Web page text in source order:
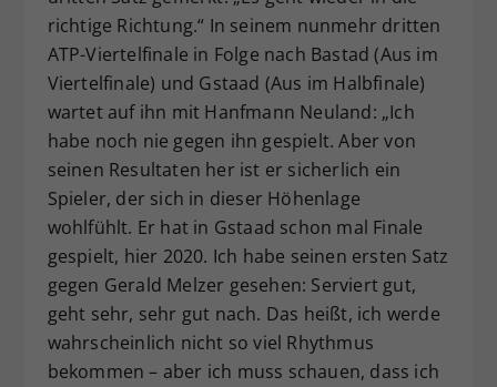
richtige Richtung.“ In seinem nunmehr dritten
ATP-Viertelfinale in Folge nach Bastad (Aus im
Viertelfinale) und Gstaad (Aus im Halbfinale)
wartet auf ihn mit Hanfmann Neuland: „Ich
habe noch nie gegen ihn gespielt. Aber von
seinen Resultaten her ist er sicherlich ein
Spieler, der sich in dieser Höhenlage
wohlfühlt. Er hat in Gstaad schon mal Finale
gespielt, hier 2020. Ich habe seinen ersten Satz
gegen Gerald Melzer gesehen: Serviert gut,
geht sehr, sehr gut nach. Das heißt, ich werde
wahrscheinlich nicht so viel Rhythmus
bekommen – aber ich muss schauen, dass ich